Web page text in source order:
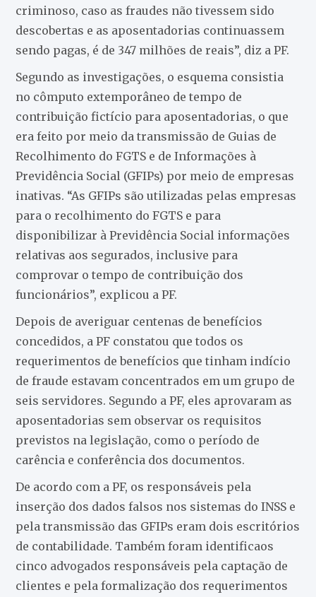
criminoso, caso as fraudes não tivessem sido
descobertas e as aposentadorias continuassem
sendo pagas, é de 347 milhões de reais”, diz a PF.
Segundo as investigações, o esquema consistia
no cômputo extemporâneo de tempo de
contribuição fictício para aposentadorias, o que
era feito por meio da transmissão de Guias de
Recolhimento do FGTS e de Informações à
Previdência Social (GFIPs) por meio de empresas
inativas. “As GFIPs são utilizadas pelas empresas
para o recolhimento do FGTS e para
disponibilizar à Previdência Social informações
relativas aos segurados, inclusive para
comprovar o tempo de contribuição dos
funcionários”, explicou a PF.
Depois de averiguar centenas de benefícios
concedidos, a PF constatou que todos os
requerimentos de benefícios que tinham indício
de fraude estavam concentrados em um grupo de
seis servidores. Segundo a PF, eles aprovaram as
aposentadorias sem observar os requisitos
previstos na legislação, como o período de
carência e conferência dos documentos.
De acordo com a PF, os responsáveis pela
inserção dos dados falsos nos sistemas do INSS e
pela transmissão das GFIPs eram dois escritórios
de contabilidade. Também foram identificaos
cinco advogados responsáveis pela captação de
clientes e pela formalização dos requerimentos